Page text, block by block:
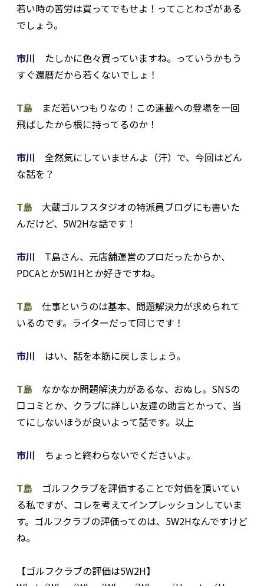
若い時の苦労は買ってでもせよ！ってことわざがある
でしょう。
市川 たしかに色々買っていますね。っていうかもう
すぐ還暦だから若くないでしょ！
T島 まだ若いつもりなの！この連載への登場を一回
飛ばしたから根に持ってるのか！
市川 全然気にしていませんよ（汗）で、今回はどん
な話を？
T島 大蔵ゴルフスタジオの特派員ブログにも書いた
んだけど、5W2Hな話です！
市川 T島さん、元店舗運営のプロだったからか、
PDCAとか5W1Hとか好きですね。
T島 仕事というのは基本、問題解決力が求められて
いるのです。ライターだって同じです！
市川 はい、話を本筋に戻しましょう。
T島 なかなか問題解決力があるな、おぬし。SNSの
口コミとか、クラブに詳しい友達の助言とかって、当
てにしないほうが良いよって話です。以上
市川 ちょっと終わらないでくださいよ。
T島 ゴルフクラブを評価することで対価を頂いてい
る私ですが、コレを考えてインプレッションしていま
す。ゴルフクラブの評価ってのは、5W2Hなんですけど
ね。
【ゴルフクラブの評価は5W2H】